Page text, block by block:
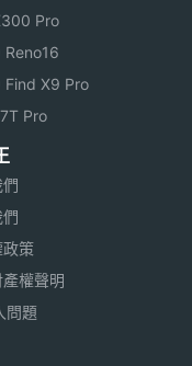
Pro
Reno16
Find X9 Pro
Pro
政策
權聲明
問題